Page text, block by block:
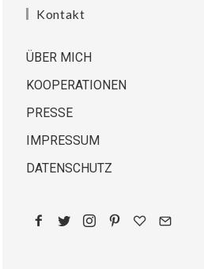
Kontakt
ÜBER MICH
KOOPERATIONEN
PRESSE
IMPRESSUM
DATENSCHUTZ